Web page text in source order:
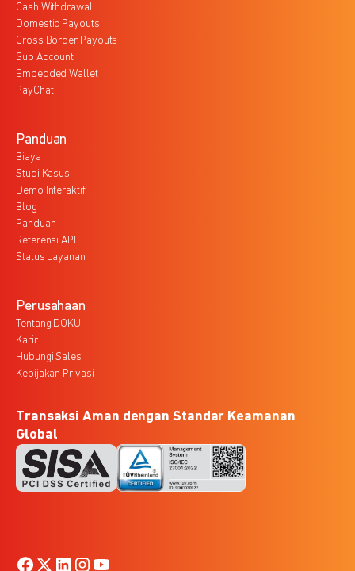
Cash Withdrawal
Domestic Payouts
Cross Border Payouts
Sub Account
Embedded Wallet
PayChat
Panduan
Biaya
Studi Kasus
Demo Interaktif
Blog
Panduan
Referensi API
Status Layanan
Perusahaan
Tentang DOKU
Karir
Hubungi Sales
Kebijakan Privasi
Transaksi Aman dengan Standar Keamanan
Global